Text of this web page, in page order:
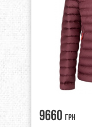
9660 грн